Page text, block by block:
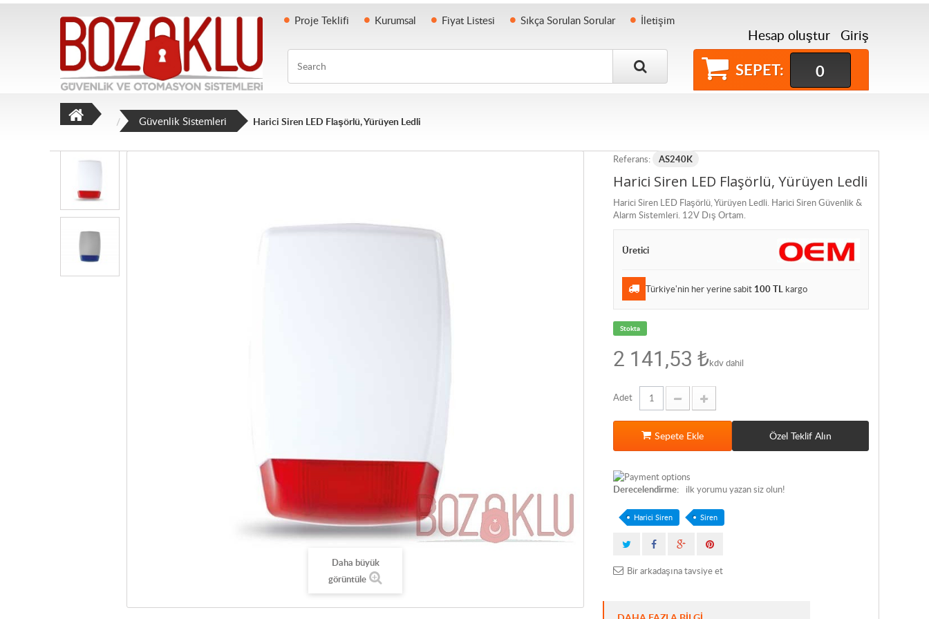
Proje Teklifi Kurumsal Fiyat Listesi Sıkça Sorulan Sorular İletişim
Hesap oluştur Giriş
Search
SEPET: 0
Güvenlik Sistemleri Harici Siren LED Flaşörlü, Yürüyen Ledli
Daha büyük
görüntüle
Referans: AS240K
Harici Siren LED Flaşörlü, Yürüyen Ledli
Harici Siren LED Flaşörlü, Yürüyen Ledli. Harici Siren Güvenlik &
Alarm Sistemleri. 12V Dış Ortam.
Üretici
Türkiye'nin her yerine sabit 100 TL kargo
Stokta
2 141,53 ₺kdv dahil
Adet
Sepete Ekle Özel Teklif Alın
Derecelendirme: ilk yorumu yazan siz olun!
Harici Siren Siren
Bir arkadaşına tavsiye et